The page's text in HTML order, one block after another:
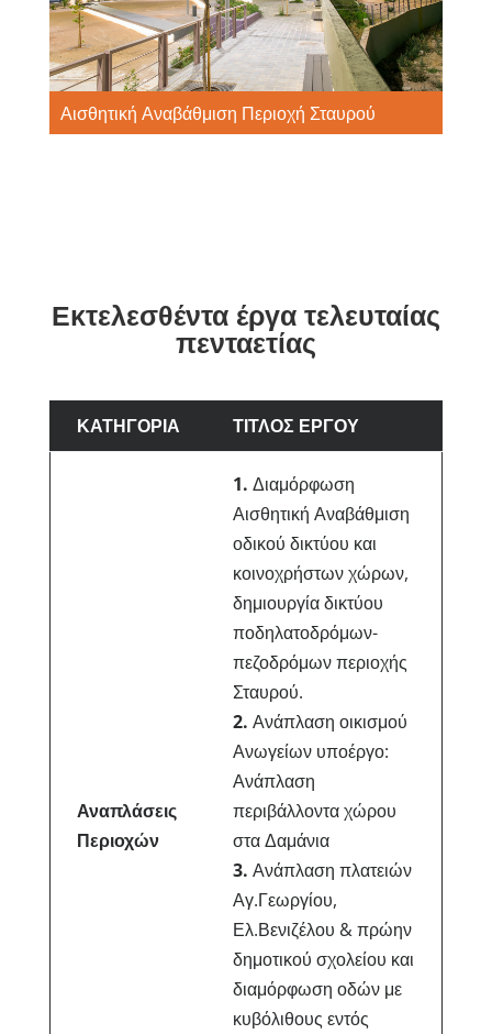
Αισθητική Αναβάθμιση Περιοχή Σταυρού
Εκτελεσθέντα έργα τελευταίας
πενταετίας
ΚΑΤΗΓΟΡΙΑ ΤΙΤΛΟΣ ΕΡΓΟΥ
Αναπλάσεις
Περιοχών
1. Διαμόρφωση
Αισθητική Αναβάθμιση
οδικού δικτύου και
κοινοχρήστων χώρων,
δημιουργία δικτύου
ποδηλατοδρόμων-
πεζοδρόμων περιοχής
Σταυρού.
2. Ανάπλαση οικισμού
Ανωγείων υποέργο:
Ανάπλαση
περιβάλλοντα χώρου
στα Δαμάνια
3. Ανάπλαση πλατειών
Αγ.Γεωργίου,
Ελ.Βενιζέλου & πρώην
δημοτικού σχολείου και
διαμόρφωση οδών με
κυβόλιθους εντός